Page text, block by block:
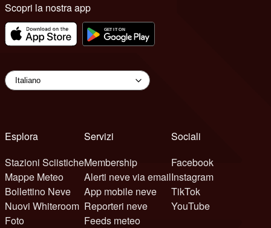
Scopri la nostra app
Esplora
Stazioni Sciistiche
Mappe Meteo
Bollettino Neve
Nuovi Whiteroom
Foto
Servizi
Membership
Alerti neve via email
App mobile neve
Reporteri neve
Feeds meteo
Sociali
Facebook
Instagram
TikTok
YouTube